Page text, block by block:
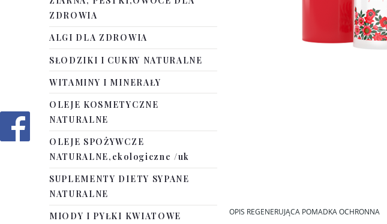
ZDROWIA
ALGI DLA ZDROWIA
SŁODZIKI I CUKRY NATURALNE
WITAMINY I MINERAŁY
OLEJE KOSMETYCZNE
NATURALNE
OLEJE SPOŻYWCZE
NATURALNE,ekologiczne /uk
SUPLEMENTY DIETY SYPANE
NATURALNE
MIODY I PYŁKI KWIATOWE
OPIS REGENERUJĄCA POMADKA OCHRONNA